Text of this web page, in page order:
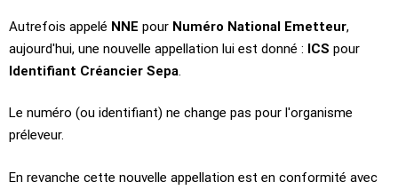
Autrefois appelé NNE pour Numéro National Emetteur,
aujourd'hui, une nouvelle appellation lui est donné : ICS pour
Identifiant Créancier Sepa.
Le numéro (ou identifiant) ne change pas pour l'organisme
préleveur.
En revanche cette nouvelle appellation est en conformité avec